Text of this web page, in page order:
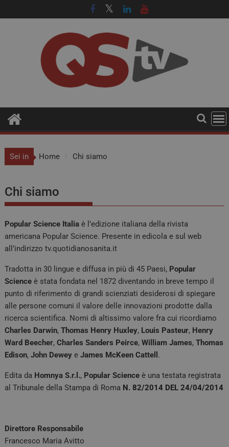
Sei in Home Chi siamo
Chi siamo
Popular Science Italia è l’edizione italiana della rivista
americana Popular Science. Presente in edicola e sul web
all’indirizzo tv.quotidianosanita.it
Tradotta in 30 lingue e diffusa in più di 45 Paesi, Popular
Science è stata fondata nel 1872 diventando in breve tempo il
punto di riferimento di grandi scienziati desiderosi di spiegare
alle persone comuni il valore delle innovazioni prodotte dalla
ricerca scientifica. Nomi di altissimo valore fra cui ricordiamo
Charles Darwin,Thomas Henry Huxley, Louis Pasteur, Henry
Ward Beecher,Charles Sanders Peirce,William James,Thomas
Edison,John Dewey eJames McKeen Cattell .
Edita da Homnya S.r.l., Popular Science è una testata registrata
al Tribunale della Stampa di Roma N.82/2014 DEL24/04/2014
Direttore Responsabile
Francesco Maria Avitto